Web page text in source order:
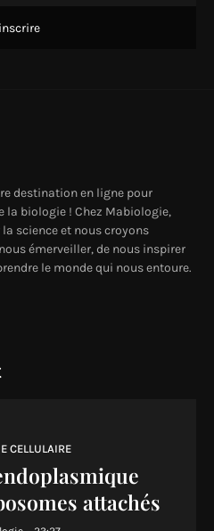
destination en ligne pour
la biologie ! Chez Mabiologie,
science et nous croyons
émerveiller, de nous inspirer
le monde qui nous entoure.
CELLULAIRE
attachés